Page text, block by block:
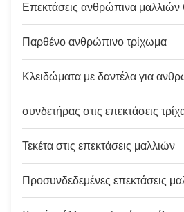
Επεκτάσεις ανθρώπινα μαλλιών
Παρθένο ανθρώπινο τρίχωμα
Κλειδώματα με δαντέλα για
συνδετήρας στις επεκτάσεις
Τεκέτα στις επεκτάσεις μαλλιών
Προσυνδεδεμένες επεκτάσεις